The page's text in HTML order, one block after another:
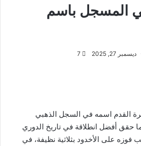
المسجل باسم
ديسمبر 27, 2025 7
القدم اسمه في السجل الذهبي
حقق أفضل انطلاقة في تاريخ الدوري
على الأخدود بثلاثية نظيفة، في